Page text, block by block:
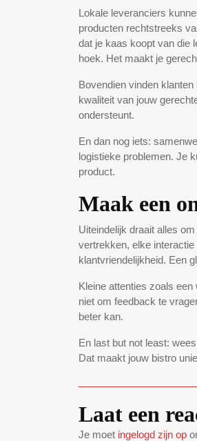
Lokale leveranciers
producten rechtstreeks
dat je kaas koopt van die
hoek. Het maakt je
Bovendien vinden
kwaliteit van jouw
ondersteunt.
En dan nog iets:
logistieke problemen. Je
product.
Maak een
Uiteindelijk draait alles
vertrekken, elke
klantvriendelijkheid. Een
Kleine attenties zoals
niet om feedback te
beter kan.
En last but not least:
Dat maakt jouw bistro
Laat een
Je moet ingelogd zijn op